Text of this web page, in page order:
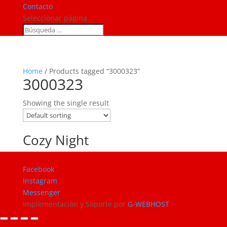
Contacto
Seleccionar página
Home/ Products tagged “3000323”
3000323
Showing the single result
Cozy Night
Facebook
Instagram
Messenger
Implementación y Soporte por G-WEBHOST